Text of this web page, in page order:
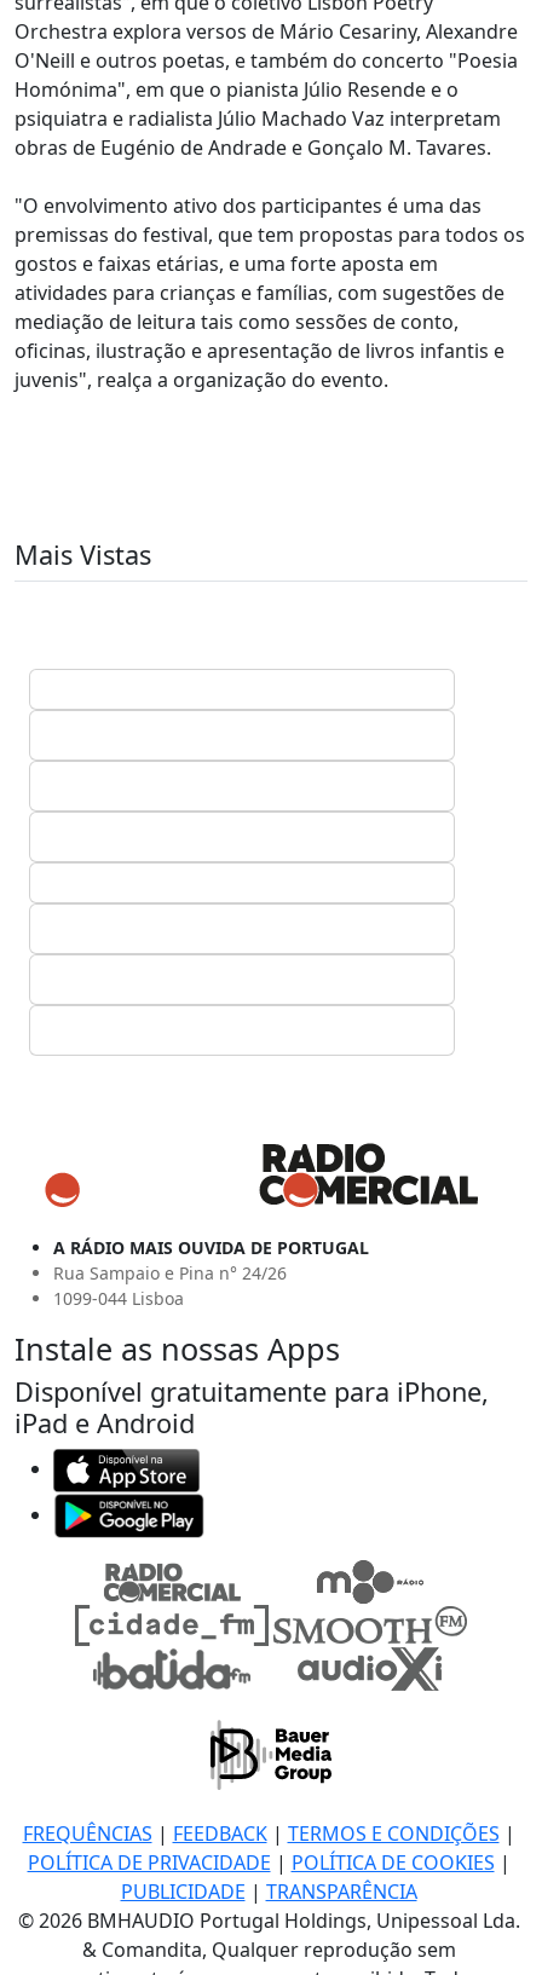
Orchestra explora versos de Mário Cesariny, Alexandre
O'Neill e outros poetas, e também do concerto "Poesia
Homónima", em que o pianista Júlio Resende e o
psiquiatra e radialista Júlio Machado Vaz interpretam
obras de Eugénio de Andrade e Gonçalo M. Tavares.
"O envolvimento ativo dos participantes é uma das
premissas do festival, que tem propostas para todos os
gostos e faixas etárias, e uma forte aposta em
atividades para crianças e famílias, com sugestões de
mediação de leitura tais como sessões de conto,
oficinas, ilustração e apresentação de livros infantis e
juvenis", realça a organização do evento.
Mais Vistas
A RÁDIO MAIS OUVIDA DE PORTUGAL
Rua Sampaio e Pina n° 24/26
1099-044 Lisboa
Instale as nossas Apps
Disponível gratuitamente para iPhone,
iPad e Android
FREQUÊNCIAS | FEEDBACK| TERMOS E CONDIÇÕES |
POLÍTICA DE PRIVACIDADE | POLÍTICA DE COOKIES |
PUBLICIDADE | TRANSPARÊNCIA
© 2026 BMHAUDIO Portugal Holdings, Unipessoal Lda.
& Comandita, Qualquer reprodução sem